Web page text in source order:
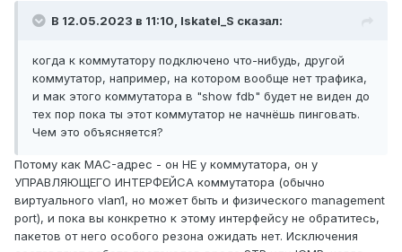
В 12.05.2023 в 11:10, Iskatel_S сказал:
когда к коммутатору подключено что-нибудь, другой
коммутатор, например, на котором вообще нет трафика,
и мак этого коммутатора в "show fdb" будет не виден до
тех пор пока ты этот коммутатор не начнёшь пинговать.
Чем это объясняется?
Потому как MAC-адрес - он НЕ у коммутатора, он у
УПРАВЛЯЮЩЕГО ИНТЕРФЕЙСА коммутатора (обычно
виртуального vlan1, но может быть и физического management
port), и пока вы конкретно к этому интерфейсу не обратитесь,
пакетов от него особого резона ожидать нет. Исключения